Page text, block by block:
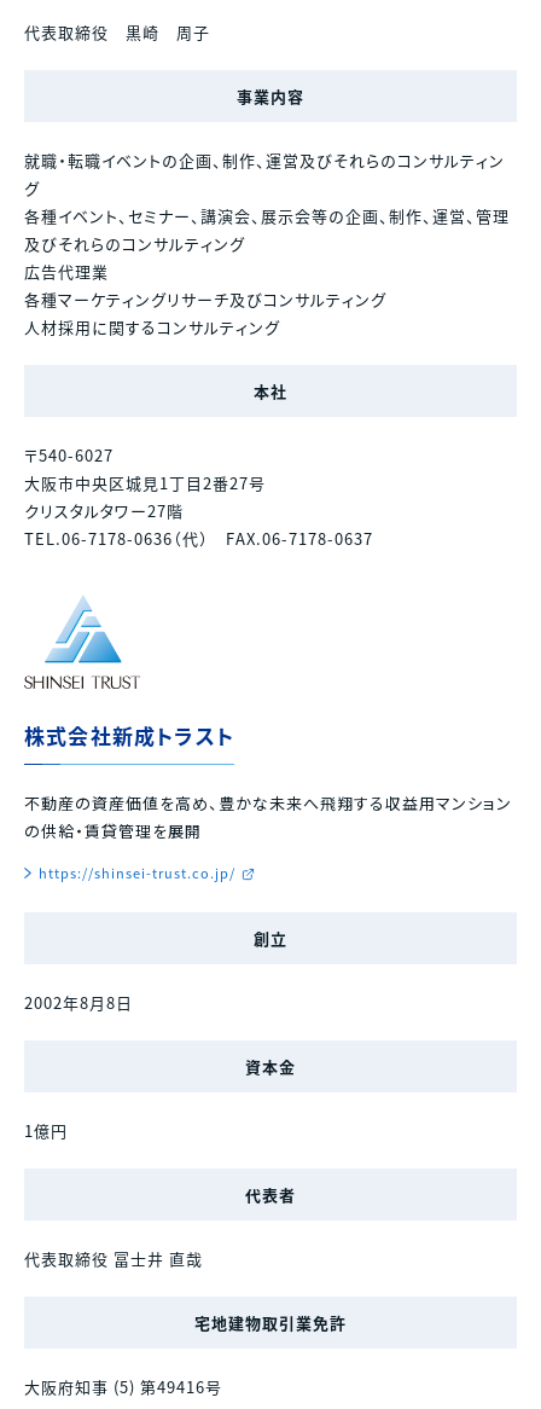
代表取締役 黒崎 周子
事業内容
就職・転職イベントの企画、制作、運営及びそれらのコンサルティン
グ
各種イベント、セミナー、講演会、展示会等の企画、制作、運営、管理
及びそれらのコンサルティング
広告代理業
各種マーケティングリサーチ及びコンサルティング
人材採用に関するコンサルティング
本社
〒540-6027
大阪市中央区城見1丁目2番27号
クリスタルタワー27階
TEL.06-7178-0636（代） FAX.06-7178-0637
株式会社新成トラスト
不動産の資産価値を高め、豊かな未来へ飛翔する収益用マンション
の供給・賃貸管理を展開
https://shinsei-trust.co.jp/
創立
2002年8月8日
資本金
1億円
代表者
代表取締役 冨士井 直哉
宅地建物取引業免許
大阪府知事 (5) 第49416号